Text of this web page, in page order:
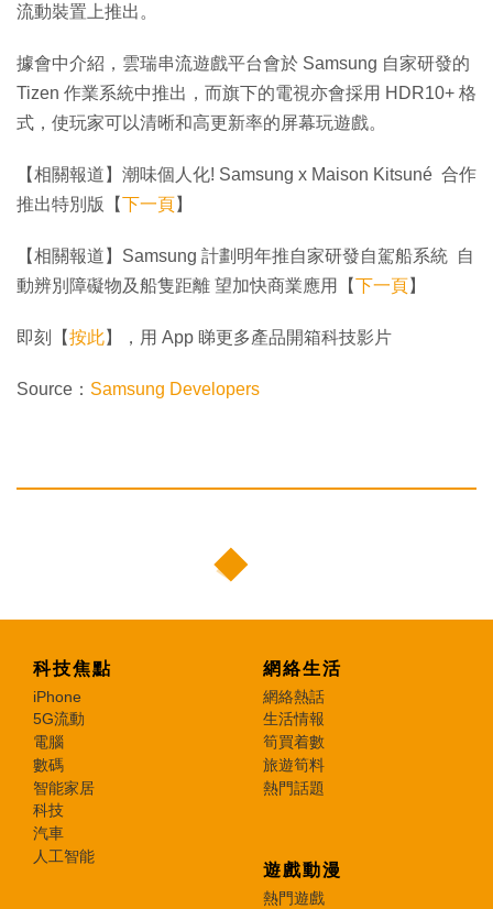
流動裝置上推出。
據會中介紹，雲瑞串流遊戲平台會於 Samsung 自家研發的
Tizen 作業系統中推出，而旗下的電視亦會採用 HDR10+ 格
式，使玩家可以清晰和高更新率的屏幕玩遊戲。
【相關報道】潮味個人化! Samsung x Maison Kitsuné 合作
推出特別版【下一頁】
【相關報道】Samsung 計劃明年推自家研發自駕船系統 自
動辨別障礙物及船隻距離 望加快商業應用【下一頁】
即刻【按此】，用 App 睇更多產品開箱科技影片
Source： Samsung Developers
科技焦點
iPhone
5G流動
電腦
數碼
智能家居
科技
汽車
人工智能
網絡生活
網絡熱話
生活情報
筍買着數
旅遊筍料
熱門話題
遊戲動漫
熱門遊戲